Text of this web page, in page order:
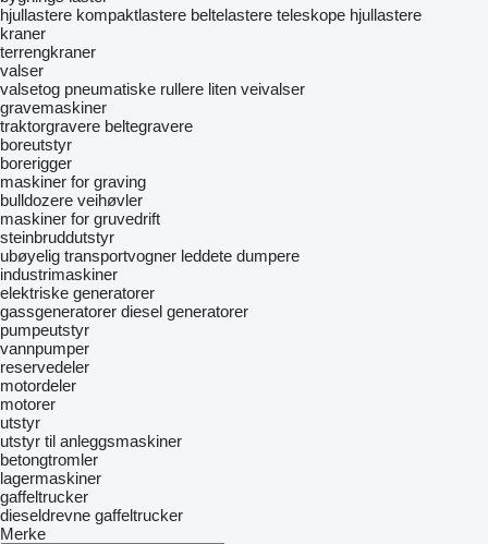
hjullastere kompaktlastere beltelastere teleskope hjullastere
kraner
terrengkraner
valser
valsetog pneumatiske rullere liten veivalser
gravemaskiner
traktorgravere beltegravere
boreutstyr
borerigger
maskiner for graving
bulldozere veihøvler
maskiner for gruvedrift
steinbruddutstyr
ubøyelig transportvogner leddete dumpere
industrimaskiner
elektriske generatorer
gassgeneratorer diesel generatorer
pumpeutstyr
vannpumper
reservedeler
motordeler
motorer
utstyr
utstyr til anleggsmaskiner
betongtromler
lagermaskiner
gaffeltrucker
dieseldrevne gaffeltrucker
Merke